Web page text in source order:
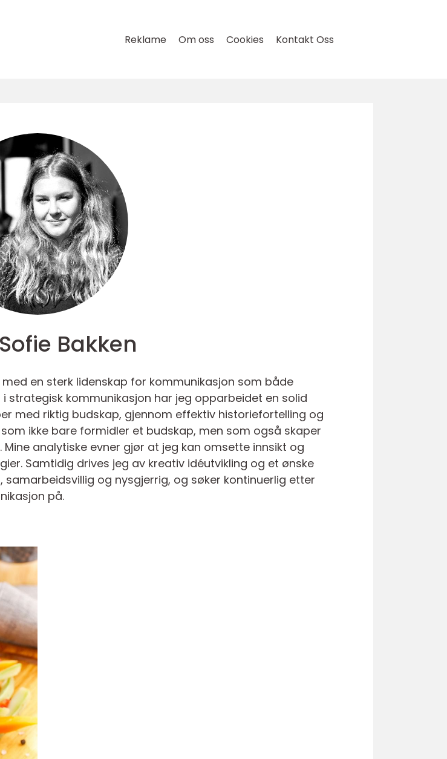
Reklame Om oss Cookies Kontakt Oss
Bakken
en sterk lidenskap for kommunikasjon som både
strategisk kommunikasjon har jeg opparbeidet en solid
med riktig budskap, gjennom effektiv historiefortelling og
ikke bare formidler et budskap, men som også skaper
analytiske evner gjør at jeg kan omsette innsikt og
Samtidig drives jeg av kreativ idéutvikling og et ønske
og nysgjerrig, og søker kontinuerlig etter
på.